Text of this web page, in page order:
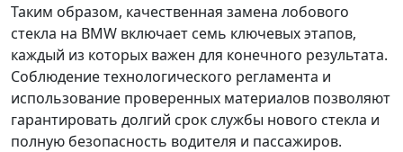
Таким образом, качественная замена лобового
стекла на BMW включает семь ключевых этапов,
каждый из которых важен для конечного результата.
Соблюдение технологического регламента и
использование проверенных материалов позволяют
гарантировать долгий срок службы нового стекла и
полную безопасность водителя и пассажиров.